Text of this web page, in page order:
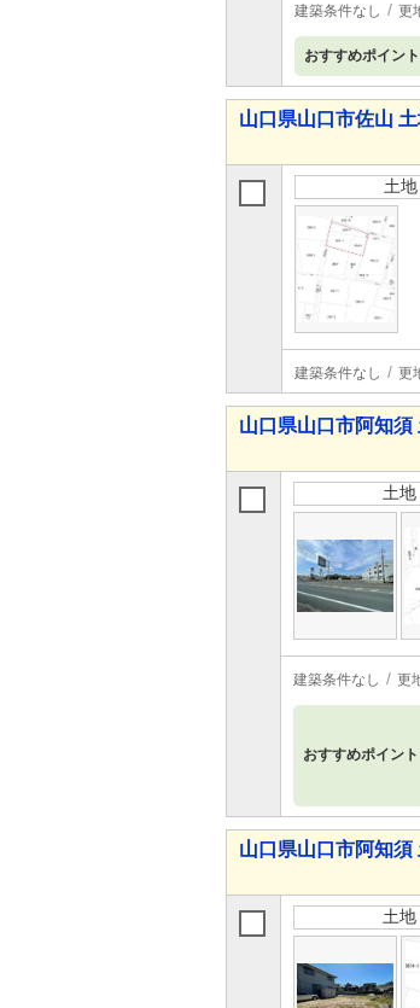
建築条件なし 更
おすすめポイント
山口県山口市佐山
土地
建築条件なし 更
山口県山口市阿知須
土地
建築条件なし 更
おすすめポイント
山口県山口市阿知須
土地